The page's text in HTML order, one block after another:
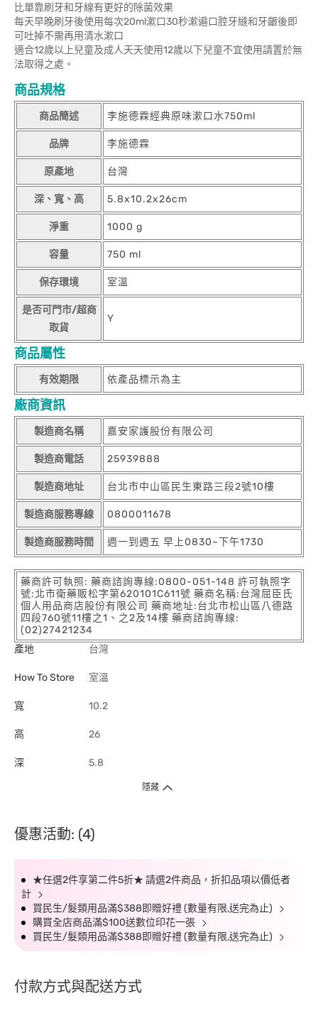
比單靠刷牙和牙線有更好的除菌效果
每天早晚刷牙後使用每次20ml漱口30秒漱遍口腔牙縫和牙齦後即
可吐掉不需再用清水漱口
適合12歲以上兒童及成人天天使用12歲以下兒童不宜使用請置於無
法取得之處。
商品規格
商品簡述 李施德霖經典原味漱口水750ml
品牌 李施德霖
原產地 台灣
深、寬、高 5.8x10.2x26cm
淨重 1000 g
容量 750 ml
保存環境 室溫
是否可門市/超商
取貨
Y
商品屬性
有效期限 依產品標示為主
廠商資訊
製造商名稱 嘉安家護股份有限公司
製造商電話 25939888
製造商地址 台北市中山區民生東路三段2號10樓
製造商服務專線 0800011678
製造商服務時間 週一到週五 早上0830~下午1730
藥商許可執照: 藥商諮詢專線:0800-051-148 許可執照字
號:北市衛藥販松字第620101C611號 藥商名稱:台灣屈臣氏
個人用品商店股份有限公司 藥商地址:台北市松山區八德路
四段760號11樓之1、之2及14樓 藥商諮詢專線:
(02)27421234
產地
台灣
How To Store 室溫
寬 10.2
高 26
深 5.8
隱藏
優惠活動: (4)
★任選2件享第二件5折★ 請選2件商品，折扣品項以價低者
計
買民生/髮類用品滿$388即贈好禮 (數量有限,送完為止)
購買全店商品滿$100送數位印花一張
買民生/髮類用品滿$388即贈好禮 (數量有限,送完為止)
付款方式與配送方式